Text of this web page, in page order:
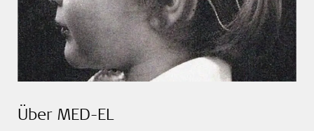
Über MED-EL